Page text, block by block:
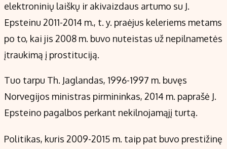
elektroninių laiškų ir akivaizdaus artumo su J.
Epsteinu 2011-2014 m., t. y. praėjus keleriems metams
po to, kai jis 2008 m. buvo nuteistas už nepilnametės
įtraukimą į prostituciją.
Tuo tarpu Th. Jaglandas, 1996-1997 m. buvęs
Norvegijos ministras pirmininkas, 2014 m. paprašė J.
Epsteino pagalbos perkant nekilnojamąjį turtą.
Politikas, kuris 2009-2015 m. taip pat buvo prestižinę